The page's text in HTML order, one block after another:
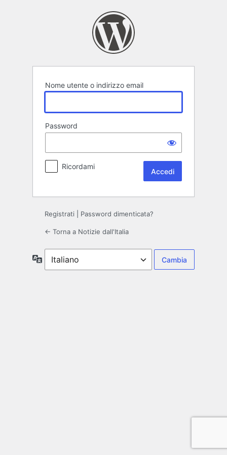
Nome utente o indirizzo email
Password
Ricordami
Registrati Password dimenticata?
← Torna a Notizie dall'Italia
Lingua